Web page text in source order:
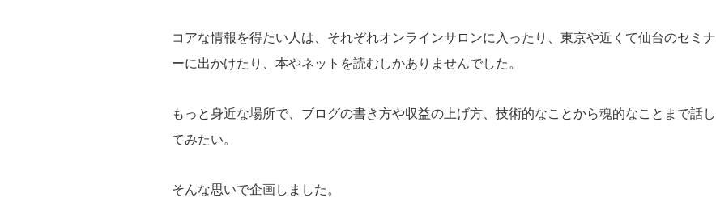
コアな情報を得たい人は、それぞれオンラインサロンに入ったり、東京や近くて仙台のセミナ
ーに出かけたり、本やネットを読むしかありませんでした。
もっと身近な場所で、ブログの書き方や収益の上げ方、技術的なことから魂的なことまで話し
てみたい。
そんな思いで企画しました。